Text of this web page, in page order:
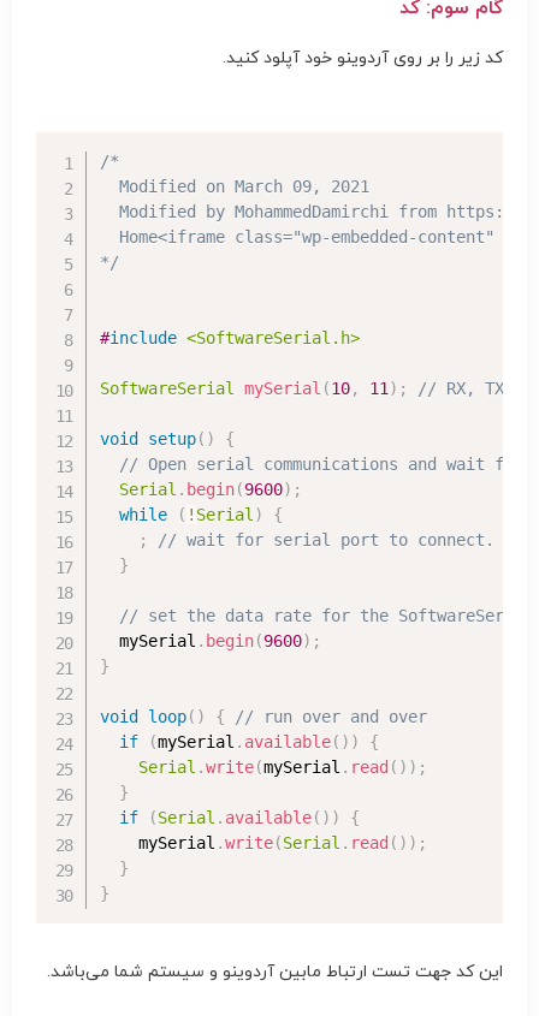
گام سوم: کد
کد زیر را بر روی آردوینو خود آپلود کنید.
/*
  Modified on March 09, 2021
Modified by MohammedDamirchi from https://
Home<iframe class="wp-embedded-content"
*/
#include <SoftwareSerial.h>
SoftwareSerial mySerial (10, 11 ) ; // RX, TX
void setup( )
{
// Open serial communications and wait for
Serial . begin(9600) ;
while
( ! Serial )
{
;
// wait for serial port to connect.
}
// set the data rate for the
  mySerial
. begin(9600) ;
}
void loop( ) {
// run over and over
if
(mySerial . available( ) )
{
Serial .write(mySerial . read ( ) ) ;
}
if
(Serial . available( ) )
{
    mySerial
.write(Serial . read ( ) ) ;
}
}
این کد جهت تست ارتباط مابین آردوینو و سیستم شما می‌باشد.